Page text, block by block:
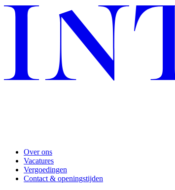
Over ons
Vacatures
Vergoedingen
Contact & openingstijden